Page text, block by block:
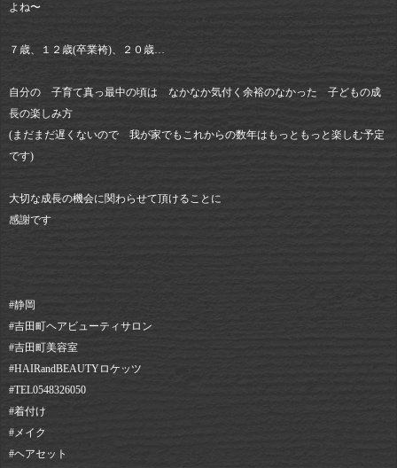
よね〜
７歳、１２歳(卒業袴)、２０歳…
自分の 子育て真っ最中の頃は なかなか気付く余裕のなかった 子どもの成
長の楽しみ方
(まだまだ遅くないので 我が家でもこれからの数年はもっともっと楽しむ予定
です)
大切な成長の機会に関わらせて頂けることに
感謝です
#静岡⠀
#吉田町ヘアビューティサロン⠀
#吉田町美容室⠀
#HAIRandBEAUTYロケッツ⠀
#TEL0548326050⠀
#着付け
#メイク
#ヘアセット⠀